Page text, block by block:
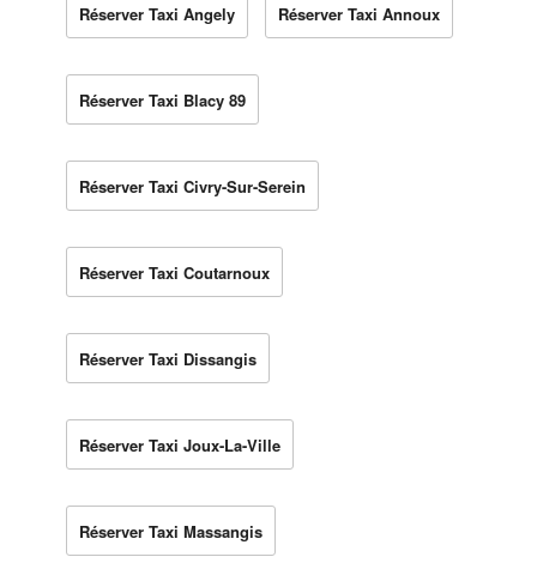
Réserver Taxi Angely Réserver Taxi Annoux
Réserver Taxi Blacy 89
Réserver Taxi Civry-Sur-Serein
Réserver Taxi Coutarnoux
Réserver Taxi Dissangis
Réserver Taxi Joux-La-Ville
Réserver Taxi Massangis